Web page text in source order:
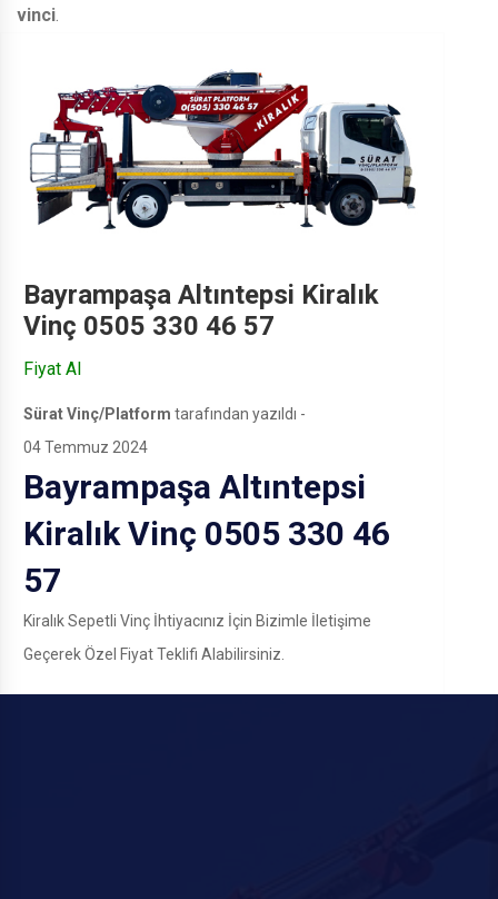
vinci
Bayrampaşa Altıntepsi Kiralık
Vinç 0505 330 46 57
Fiyat Al
Sürat Vinç/Platform tarafından yazıldı -
04 Temmuz 2024
Bayrampaşa Altıntepsi
Kiralık Vinç 0505 330 46
57
Kiralık Sepetli Vinç İhtiyacınız İçin Bizimle İletişime
Geçerek Özel Fiyat Teklifi Alabilirsiniz.